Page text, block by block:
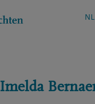
NL
Imelda